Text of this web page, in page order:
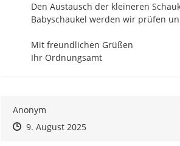
Den Austausch der kleineren
Babyschaukel werden wir prüfen
Mit freundlichen Grüßen
Ihr Ordnungsamt
Anonym
Zeitpunkt des Erstellens
Zeitpunkt des Erstellens
9. August 2025Zur Äußerung